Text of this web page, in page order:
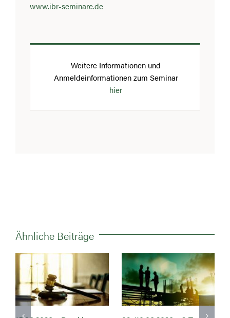
www.ibr-seminare.de
Weitere Informationen und
Anmeldeinformationen zum Seminar
hier
Ähnliche Beiträge